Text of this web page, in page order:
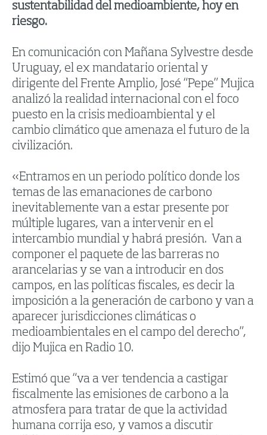
sustentabilidad del medioambiente, hoy en
riesgo.
En comunicación con Mañana Sylvestre desde
Uruguay, el ex mandatario oriental y
dirigente del Frente Amplio, José “Pepe” Mujica
analizó la realidad internacional con el foco
puesto en la crisis medioambiental y el
cambio climático que amenaza el futuro de la
civilización.
«Entramos en un periodo político donde los
temas de las emanaciones de carbono
inevitablemente van a estar presente por
múltiple lugares, van a intervenir en el
intercambio mundial y habrá presión. Van a
componer el paquete de las barreras no
arancelarias y se van a introducir en dos
campos, en las políticas fiscales, es decir la
imposición a la generación de carbono y van a
aparecer jurisdicciones climáticas o
medioambientales en el campo del derecho”,
dijo Mujica en Radio 10.
Estimó que “va a ver tendencia a castigar
fiscalmente las emisiones de carbono a la
atmosfera para tratar de que la actividad
humana corrija eso, y vamos a discutir